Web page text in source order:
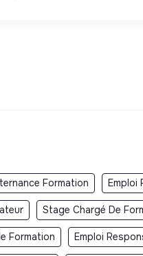
Formation Emploi
Stage Chargé De
Formation Emploi